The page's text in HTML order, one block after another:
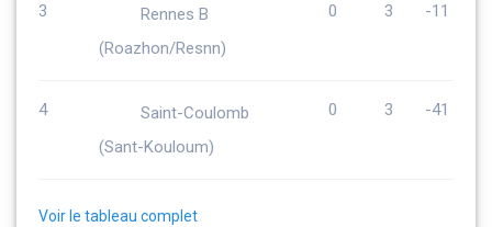
3
Rennes B
(Roazhon/Resnn)
0 3 -11
4
Saint-Coulomb
(Sant-Kouloum)
0 3 -41
Voir le tableau complet